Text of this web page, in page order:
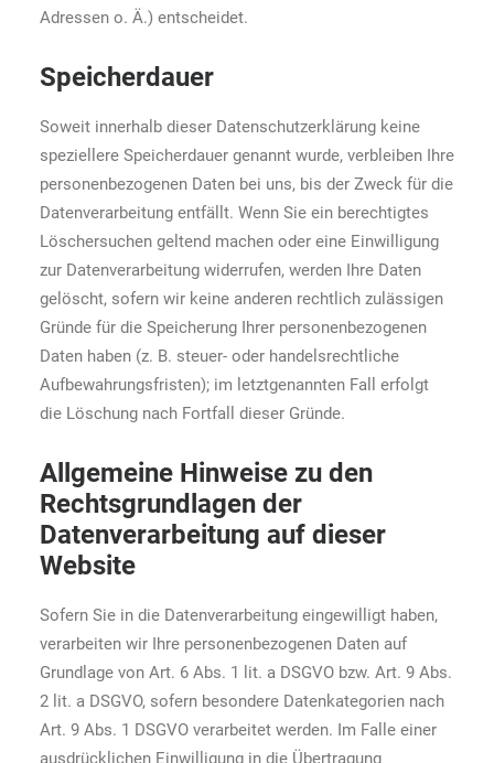
Adressen o. Ä.) entscheidet.
Speicherdauer
Soweit innerhalb dieser Datenschutzerklärung keine
speziellere Speicherdauer genannt wurde, verbleiben Ihre
personenbezogenen Daten bei uns, bis der Zweck für die
Datenverarbeitung entfällt. Wenn Sie ein berechtigtes
Löschersuchen geltend machen oder eine Einwilligung
zur Datenverarbeitung widerrufen, werden Ihre Daten
gelöscht, sofern wir keine anderen rechtlich zulässigen
Gründe für die Speicherung Ihrer personenbezogenen
Daten haben (z. B. steuer- oder handelsrechtliche
Aufbewahrungsfristen); im letztgenannten Fall erfolgt
die Löschung nach Fortfall dieser Gründe.
Allgemeine Hinweise zu den
Rechtsgrundlagen der
Datenverarbeitung auf dieser
Website
Sofern Sie in die Datenverarbeitung eingewilligt haben,
verarbeiten wir Ihre personenbezogenen Daten auf
Grundlage von Art. 6 Abs. 1 lit. a DSGVO bzw. Art. 9 Abs.
2 lit. a DSGVO, sofern besondere Datenkategorien nach
Art. 9 Abs. 1 DSGVO verarbeitet werden. Im Falle einer
ausdrücklichen Einwilligung in die Übertragung